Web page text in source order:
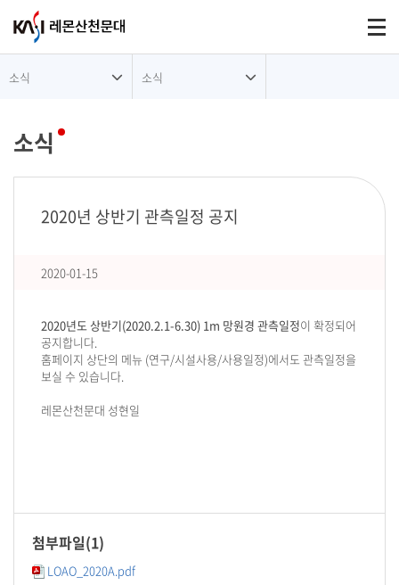
소식
소식
소식
2020년 상반기 관측일정 공지
2020-01-15
2020년도 상반기(2020.2.1-6.30) 1m 망원경 관측일정이 확정되어
공지합니다.
홈페이지 상단의 메뉴 (연구/시설사용/사용일정)에서도 관측일정을
보실 수 있습니다.
레몬산천문대 성현일
첨부파일(1)
LOAO_2020A.pdf